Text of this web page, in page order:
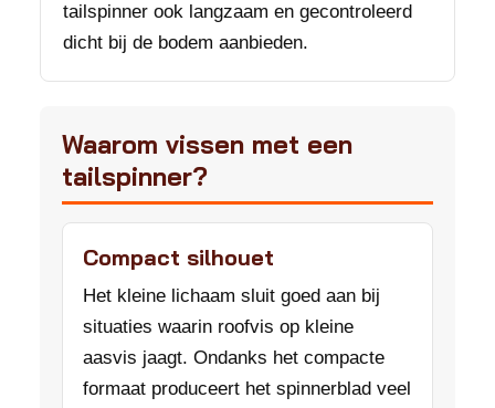
tailspinner ook langzaam en gecontroleerd
dicht bij de bodem aanbieden.
Waarom vissen met een
tailspinner?
Compact silhouet
Het kleine lichaam sluit goed aan bij
situaties waarin roofvis op kleine
aasvis jaagt. Ondanks het compacte
formaat produceert het spinnerblad veel